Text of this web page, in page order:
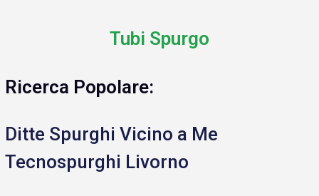
Tubi Spurgo
Ricerca Popolare:
Ditte Spurghi Vicino a Me
Tecnospurghi Livorno